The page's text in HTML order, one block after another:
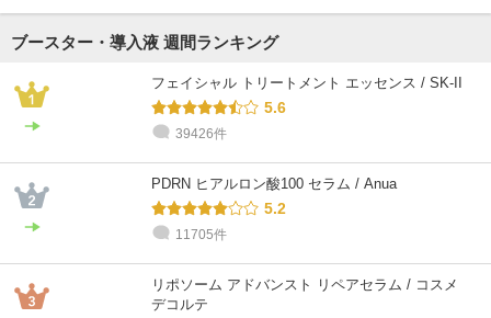
ブースター・導入液 週間ランキング
フェイシャル トリートメント エッセンス / SK-II
5.6
39426件
PDRN ヒアルロン酸100 セラム / Anua
5.2
11705件
リポソーム アドバンスト リペアセラム / コスメ
デコルテ